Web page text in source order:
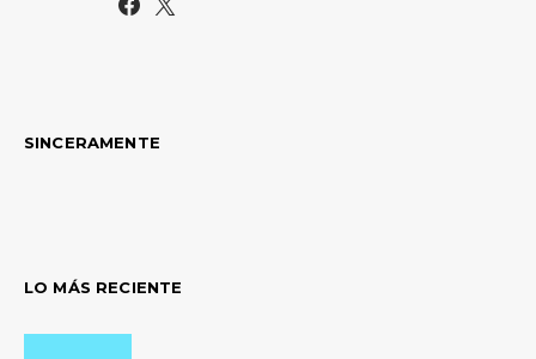
SINCERAMENTE
LO MÁS RECIENTE